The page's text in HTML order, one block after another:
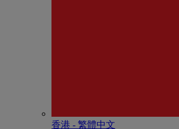
香港 - 繁體中文